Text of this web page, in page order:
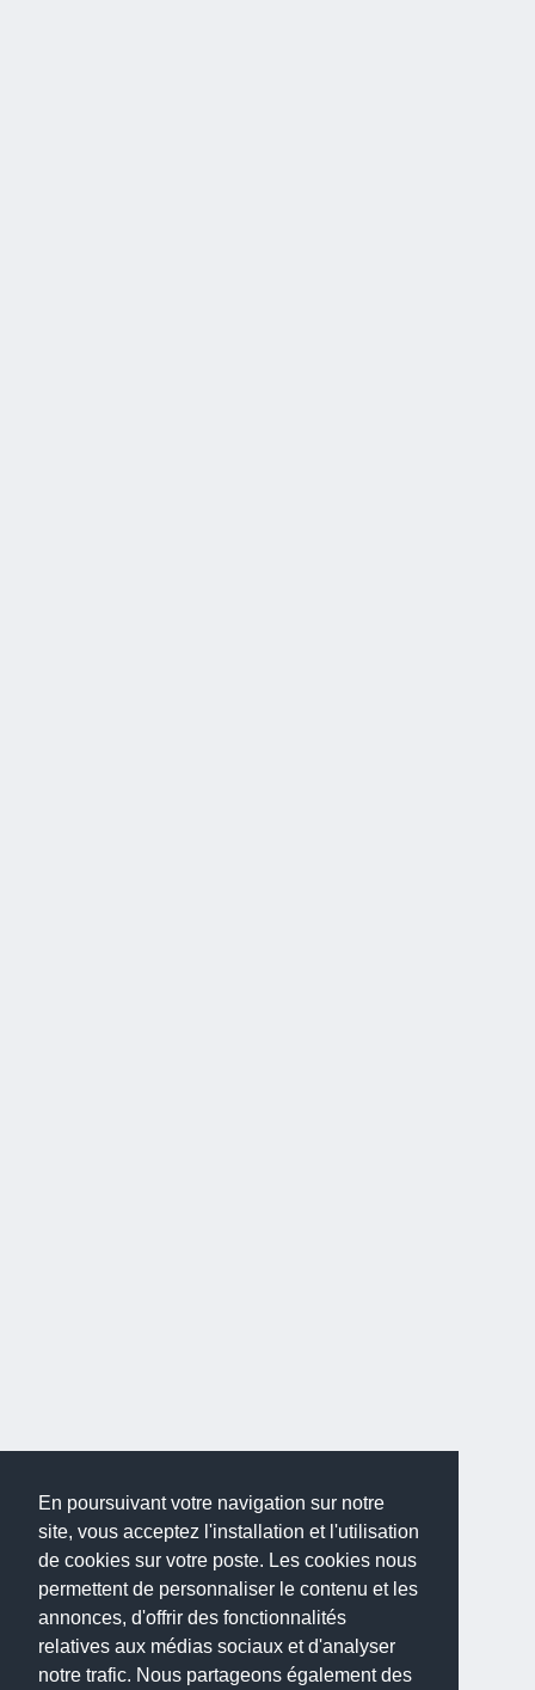
En poursuivant votre navigation sur notre
site, vous acceptez l'installation et l'utilisation
de cookies sur votre poste. Les cookies nous
permettent de personnaliser le contenu et les
annonces, d'offrir des fonctionnalités
relatives aux médias sociaux et d'analyser
notre trafic. Nous partageons également des